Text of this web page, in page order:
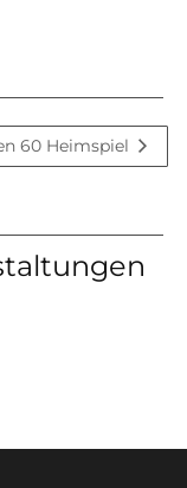
60 Heimspiel